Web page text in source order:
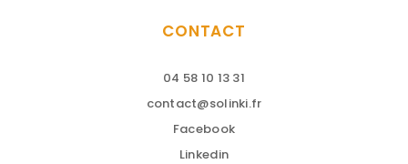
CONTACT
04 58 10 13 31
contact@solinki.fr
Facebook
Linkedin